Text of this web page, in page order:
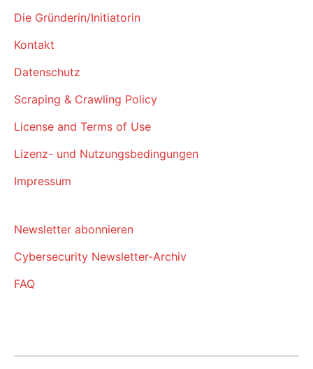
Die Gründerin/Initiatorin
Kontakt
Datenschutz
Scraping & Crawling Policy
License and Terms of Use
Lizenz- und Nutzungsbedingungen
Impressum
Newsletter abonnieren
Cybersecurity Newsletter-Archiv
FAQ